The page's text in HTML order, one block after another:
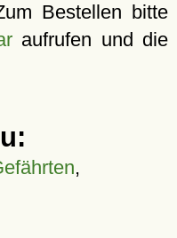
Bestellen bitte
aufrufen und die
,